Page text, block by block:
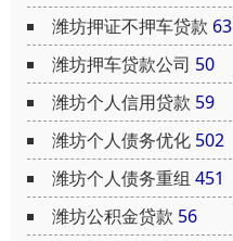
潍坊押证不押车贷款 63
潍坊押车贷款公司 50
潍坊个人信用贷款 59
潍坊个人债务优化 502
潍坊个人债务重组 451
潍坊公积金贷款 56